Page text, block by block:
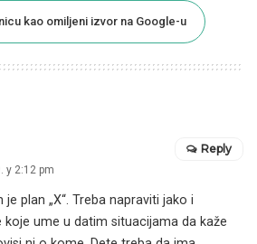
kao omiljeni izvor na Google-u
у 2:12 pm
je plan „X“. Treba napraviti jako i
ume u datim situacijama da kaže
Reply